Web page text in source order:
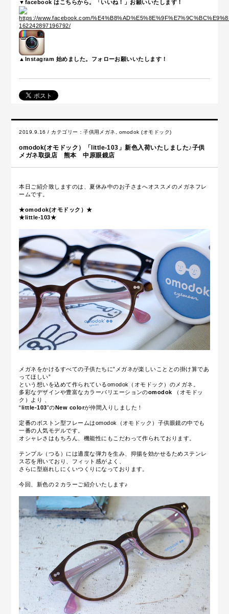
▼facebook はこちらから。「いいね！」お願いいたします！
▲Instagram 始めました。フォローお願いいたします！
2019.9.16 / カテゴリー：子供用メガネ omodok (オモドック)
omodok(オモドック）「little-103」新色入荷いたしました♪子供
メガネ取扱店 熊本 中原眼鏡店
本日ご紹介致しますのは、夏休み中のお子さまへオススメのメガネフレ
ームです。
★omodok(オモドック）★
★little-103★
メガネをかけるすべての子供たちに‟メガネが楽しいこととの掛け算であ
ってほしい”
という想いを込めて作られているomodok（オモドック）のメガネ。
多彩なデザインや豊富なカラーバリエーションのomodok （オモドッ
ク）
より 、
“ little-103”の New colorが仲間入りしました！
定番のボストン型フレームはomodok（オモドック）子供眼鏡の中でも
一番の人気モデルです。
オシャレさはもちろん、機能性にもこだわって作られております。
テンプル（つる）には適度な弾力を生み、抑揚を効かせるためステンレ
ス芯を用いており、フィット感がよく、
さらに型崩れしにくいつくりになっております。
今回、新色の２カラーご紹介いたします♪